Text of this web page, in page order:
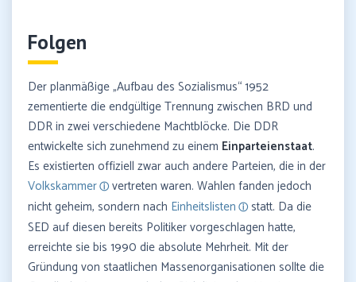
Folgen
Der planmäßige „Aufbau des Sozialismus“ 1952
zementierte die endgültige Trennung zwischen BRD und
DDR in zwei verschiedene Machtblöcke. Die DDR
entwickelte sich zunehmend zu einem Einparteienstaat.
Es existierten offiziell zwar auch andere Parteien, die in der
Volkskammer
vertreten waren. Wahlen fanden jedoch
nicht geheim, sondern nach Einheitslisten
statt. Da die
SED auf diesen bereits Politiker vorgeschlagen hatte,
erreichte sie bis 1990 die absolute Mehrheit. Mit der
Gründung von staatlichen Massenorganisationen sollte die